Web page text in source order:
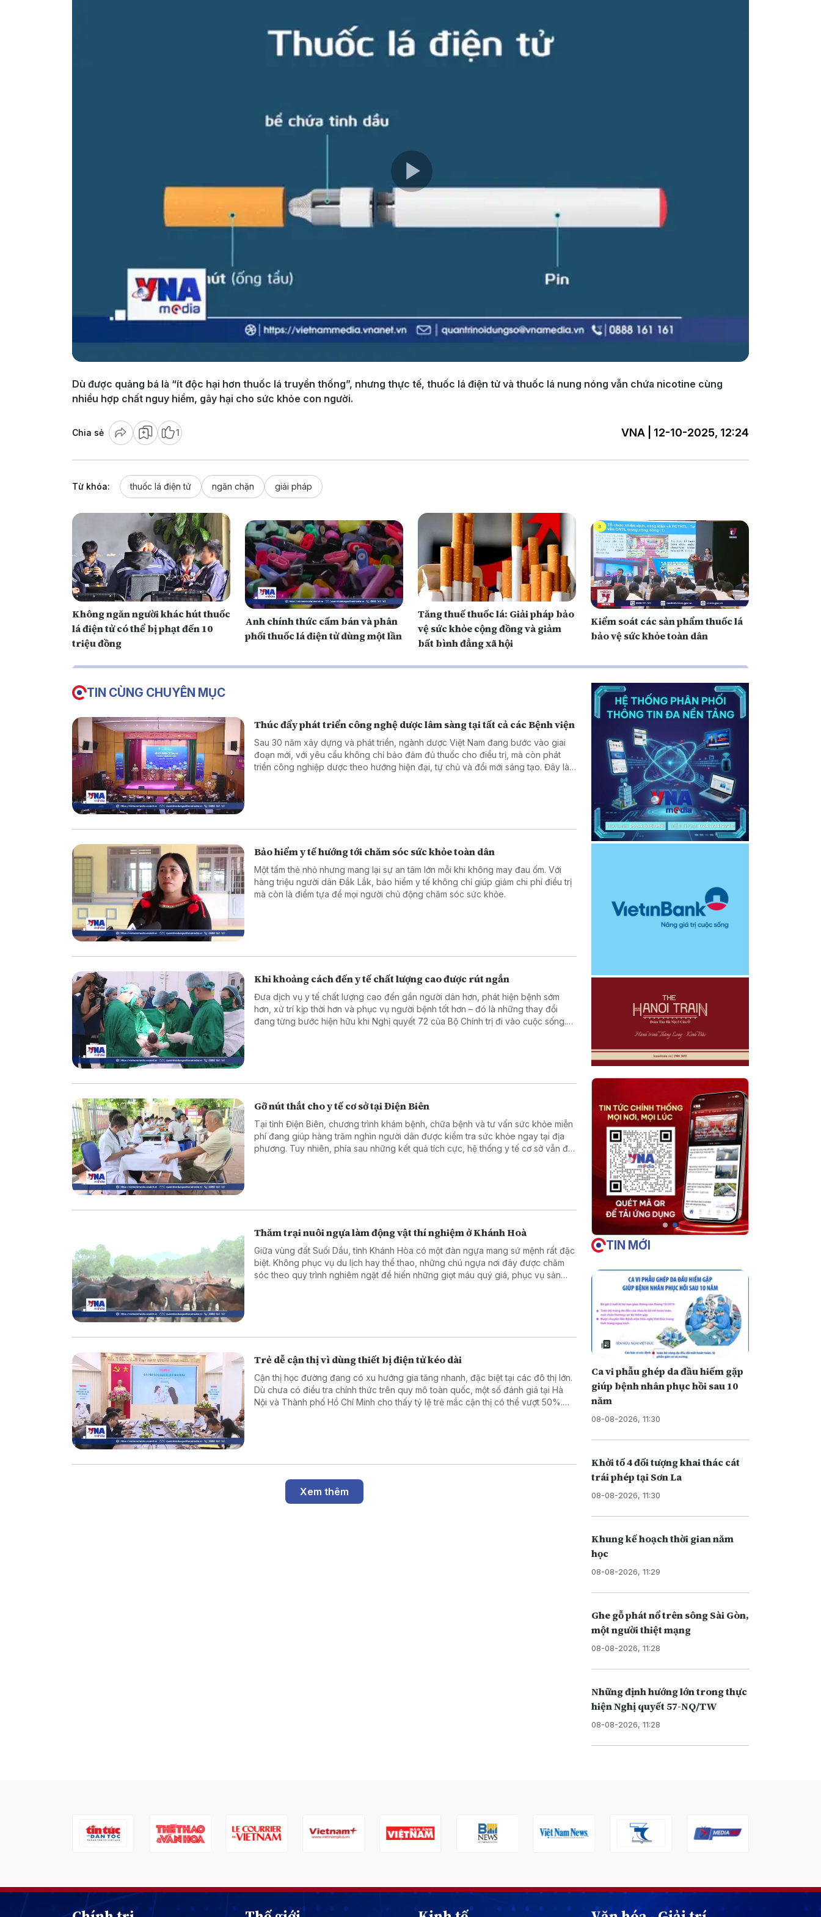
Play
Video
Dù được quảng bá là “ít độc hại hơn thuốc lá truyền thống”, nhưng thực tế, thuốc lá điện tử và thuốc lá nung nóng vẫn chứa nicotine cùng
nhiều hợp chất nguy hiểm, gây hại cho sức khỏe con người.
Chia sẻ 1 VNA | 12-10-2025, 12:24
Từ khóa: thuốc lá điện tử ngăn chặn giải pháp
Không ngăn người khác hút thuốc
lá điện tử có thể bị phạt đến 10
triệu đồng
Anh chính thức cấm bán và phân
phối thuốc lá điện tử dùng một lần
Tăng thuế thuốc lá: Giải pháp bảo
vệ sức khỏe cộng đồng và giảm
bất bình đẳng xã hội
Kiểm soát các sản phẩm thuốc lá
bảo vệ sức khỏe toàn dân
TIN CÙNG CHUYÊN MỤC
Thúc đẩy phát triển công nghệ dược lâm sàng tại tất cả các Bệnh viện
Sau 30 năm xây dựng và phát triển, ngành dược Việt Nam đang bước vào giai
đoạn mới, với yêu cầu không chỉ bảo đảm đủ thuốc cho điều trị, mà còn phát
triển công nghiệp dược theo hướng hiện đại, tự chủ và đổi mới sáng tạo. Đây là
Bảo hiểm y tế hướng tới chăm sóc sức khỏe toàn dân
Một tấm thẻ nhỏ nhưng mang lại sự an tâm lớn mỗi khi không may đau ốm. Với
hàng triệu người dân Đắk Lắk, bảo hiểm y tế không chỉ giúp giảm chi phí điều trị
mà còn là điểm tựa để mọi người chủ động chăm sóc sức khỏe.
Khi khoảng cách đến y tế chất lượng cao được rút ngắn
Đưa dịch vụ y tế chất lượng cao đến gần người dân hơn, phát hiện bệnh sớm
hơn, xử trí kịp thời hơn và phục vụ người bệnh tốt hơn – đó là những thay đổi
đang từng bước hiện hữu khi Nghị quyết 72 của Bộ Chính trị đi vào cuộc sống.
Gỡ nút thắt cho y tế cơ sở tại Điện Biên
Tại tỉnh Điện Biên, chương trình khám bệnh, chữa bệnh và tư vấn sức khỏe miễn
phí đang giúp hàng trăm nghìn người dân được kiểm tra sức khỏe ngay tại địa
phương. Tuy nhiên, phía sau những kết quả tích cực, hệ thống y tế cơ sở vẫn đối
Thăm trại nuôi ngựa làm động vật thí nghiệm ở Khánh Hoà
Giữa vùng đất Suối Dầu, tỉnh Khánh Hòa có một đàn ngựa mang sứ mệnh rất đặc
biệt. Không phục vụ du lịch hay thể thao, những chú ngựa nơi đây được chăm
sóc theo quy trình nghiêm ngặt để hiến những giọt máu quý giá, phục vụ sản
Trẻ dễ cận thị vì dùng thiết bị điện tử kéo dài
Cận thị học đường đang có xu hướng gia tăng nhanh, đặc biệt tại các đô thị lớn.
Dù chưa có điều tra chính thức trên quy mô toàn quốc, một số đánh giá tại Hà
Nội và Thành phố Hồ Chí Minh cho thấy tỷ lệ trẻ mắc cận thị có thể vượt 50%.
Xem thêm
TIN MỚI
Ca vi phẫu ghép da đầu hiếm gặp
giúp bệnh nhân phục hồi sau 10
năm
08-08-2026, 11:30
Khởi tố 4 đối tượng khai thác cát
trái phép tại Sơn La
08-08-2026, 11:30
Khung kế hoạch thời gian năm
học
08-08-2026, 11:29
Ghe gỗ phát nổ trên sông Sài Gòn,
một người thiệt mạng
08-08-2026, 11:28
Những định hướng lớn trong thực
hiện Nghị quyết 57-NQ/TW
08-08-2026, 11:28